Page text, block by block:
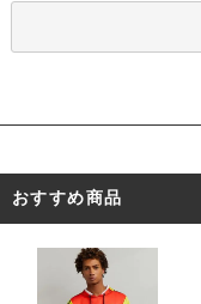
おすすめ商品